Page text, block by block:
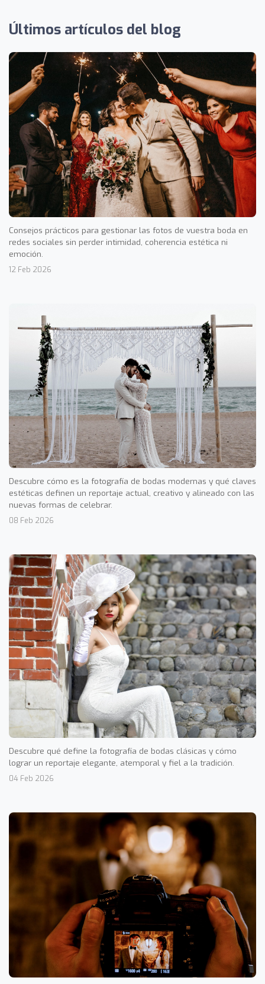
Últimos artículos del blog
Consejos prácticos para gestionar las fotos de vuestra boda en
redes sociales sin perder intimidad, coherencia estética ni
emoción.
12 Feb 2026
Descubre cómo es la fotografía de bodas modernas y qué claves
estéticas definen un reportaje actual, creativo y alineado con las
nuevas formas de celebrar.
08 Feb 2026
Descubre qué define la fotografía de bodas clásicas y cómo
lograr un reportaje elegante, atemporal y fiel a la tradición.
04 Feb 2026